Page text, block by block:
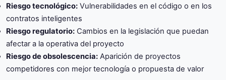
Riesgo tecnológico: Vulnerabilidades en el código o en los
contratos inteligentes
Riesgo regulatorio: Cambios en la legislación que puedan
afectar a la operativa del proyecto
Riesgo de obsolescencia: Aparición de proyectos
competidores con mejor tecnología o propuesta de valor